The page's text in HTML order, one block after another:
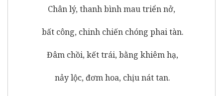
Chân lý, thanh bình mau triển nở,
bất công, chinh chiến chóng phai tàn.
Đâm chồi, kết trái, bằng khiêm hạ,
nảy lộc, đơm hoa, chịu nát tan.